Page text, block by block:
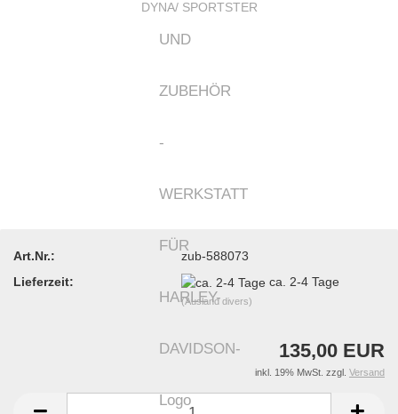
Art.Nr.:
zub-588073
Lieferzeit:
ca. 2-4 Tage
(Ausland divers)
135,00 EUR
inkl. 19% MwSt. zzgl. Versand